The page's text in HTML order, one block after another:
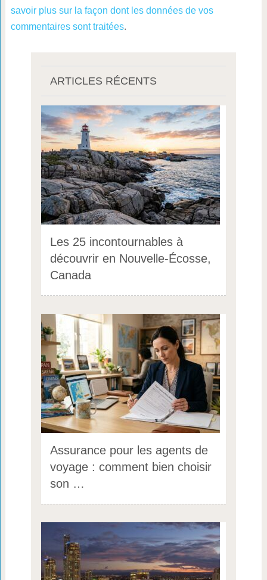
savoir plus sur la façon dont les données de vos
commentaires sont traitées.
ARTICLES RÉCENTS
Les 25 incontournables à
découvrir en Nouvelle-Écosse,
Canada
Assurance pour les agents de
voyage : comment bien choisir
son …